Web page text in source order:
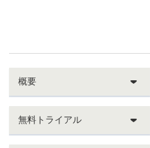
概要
無料トライアル